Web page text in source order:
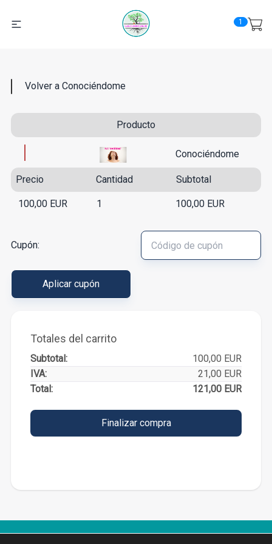
1
Volver a Conociéndome
Producto
Conociéndome
Precio Cantidad Subtotal
100,00 EUR 1 100,00 EUR
Cupón:
Aplicar cupón
Totales del carrito
100,00 EUR
21,00 EUR
121,00 EUR
Finalizar compra